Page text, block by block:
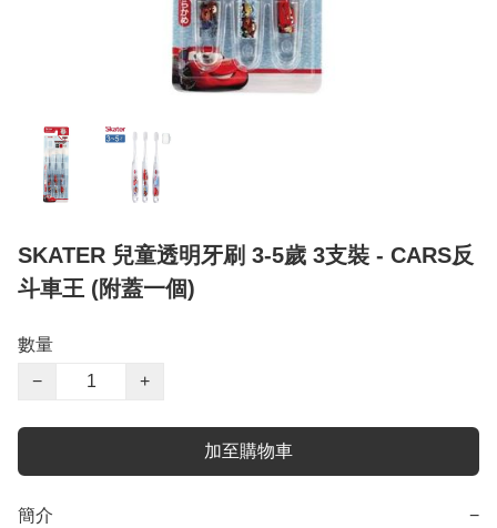
SKATER 兒童透明牙刷 3-5歲 3支裝 - CARS反
斗車王 (附蓋一個)
數量
−
+
加至購物車
簡介 −